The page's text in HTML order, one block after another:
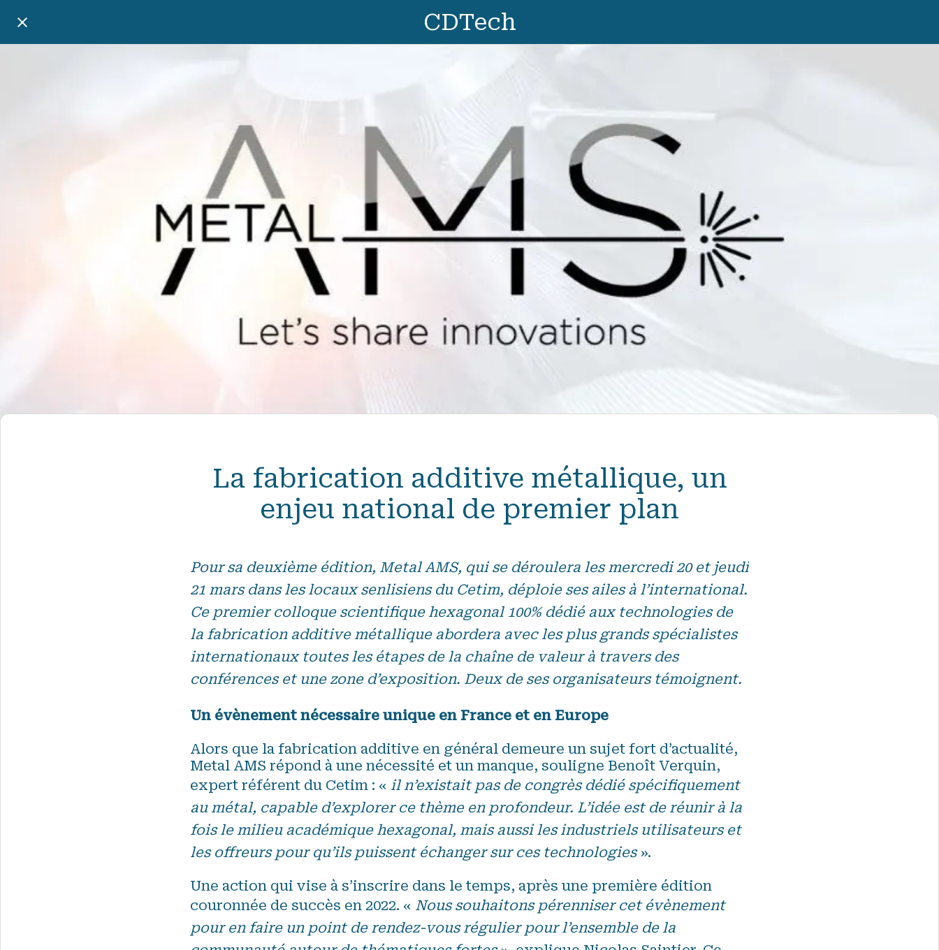
CDTech
La fabrication additive métallique, un
enjeu national de premier plan
Pour sa deuxième édition, Metal AMS, qui se déroulera les mercredi 20 et jeudi
21 mars dans les locaux senlisiens du Cetim, déploie ses ailes à l’international.
Ce premier colloque scientifique hexagonal 100% dédié aux technologies de
la fabrication additive métallique abordera avec les plus grands spécialistes
internationaux toutes les étapes de la chaîne de valeur à travers des
conférences et une zone d’exposition. Deux de ses organisateurs témoignent.
Un évènement nécessaire unique en France et en Europe
Alors que la fabrication additive en général demeure un sujet fort d’actualité,
Metal AMS répond à une nécessité et un manque, souligne Benoît Verquin,
expert référent du Cetim : « il n’existait pas de congrès dédié spécifiquement
au métal, capable d’explorer ce thème en profondeur. L’idée est de réunir à la
fois le milieu académique hexagonal, mais aussi les industriels utilisateurs et
les offreurs pour qu’ils puissent échanger sur ces technologies».
Une action qui vise à s’inscrire dans le temps, après une première édition
couronnée de succès en 2022. « Nous souhaitons pérenniser cet évènement
pour en faire un point de rendez-vous régulier pour l’ensemble de la